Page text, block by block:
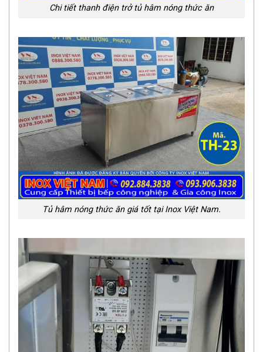
Chi tiết thanh điện trở tủ hâm nóng thức ăn
Tủ hâm nóng thức ăn giá tốt tại Inox Việt Nam.